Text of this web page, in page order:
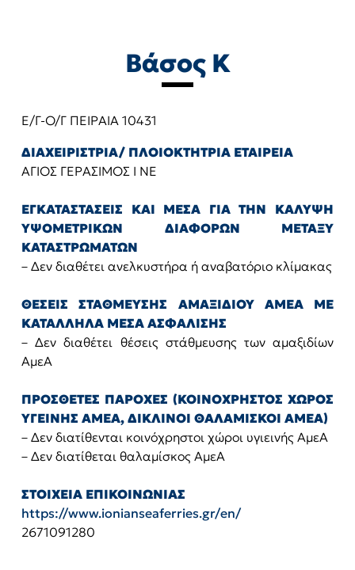
Βάσος Κ
Ε/Γ-Ο/Γ ΠΕΙΡΑΙΑ 10431
ΔΙΑΧΕΙΡΙΣΤΡΙΑ/ ΠΛΟΙΟΚΤΗΤΡΙΑ ΕΤΑΙΡΕΙΑ
ΑΓΙΟΣ ΓΕΡΑΣΙΜΟΣ Ι ΝΕ
ΕΓΚΑΤΑΣΤΑΣΕΙΣ ΚΑΙ ΜΕΣΑ ΓΙΑ ΤΗΝ ΚΑΛΥΨΗ
ΥΨΟΜΕΤΡΙΚΩΝ ΔΙΑΦΟΡΩΝ ΜΕΤΑΞΥ
ΚΑΤΑΣΤΡΩΜΑΤΩΝ
– Δεν διαθέτει ανελκυστήρα ή αναβατόριο κλίμακας
ΘΕΣΕΙΣ ΣΤΑΘΜΕΥΣΗΣ ΑΜΑΞΙΔΙΟΥ ΑΜΕΑ ΜΕ
ΚΑΤΑΛΛΗΛΑ ΜΕΣΑ ΑΣΦΑΛΙΣΗΣ
– Δεν διαθέτει θέσεις στάθμευσης των αμαξιδίων
ΑμεΑ
ΠΡΟΣΘΕΤΕΣ ΠΑΡΟΧΕΣ (ΚΟΙΝΟΧΡΗΣΤΟΣ ΧΩΡΟΣ
ΥΓΕΙΝΗΣ ΑΜΕΑ, ΔΙΚΛΙΝΟΙ ΘΑΛΑΜΙΣΚΟΙ ΑΜΕΑ)
– Δεν διατίθενται κοινόχρηστοι χώροι υγιεινής ΑμεΑ
– Δεν διατίθεται θαλαμίσκος ΑμεΑ
ΣΤΟΙΧΕΙΑ ΕΠΙΚΟΙΝΩΝΙΑΣ
https://www.ionianseaferries.gr/en/
2671091280